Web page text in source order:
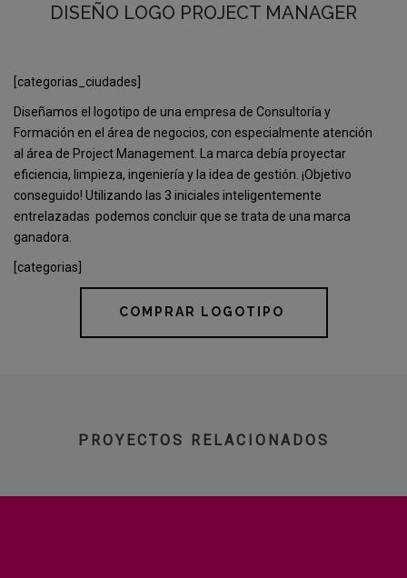
DISEÑO LOGO PROJECT MANAGER
[categorias_ciudades]
Diseñamos el logotipo de una empresa de Consultoría y
Formación en el área de negocios, con especialmente atención
al área de Project Management. La marca debía proyectar
eficiencia, limpieza, ingeniería y la idea de gestión. ¡Objetivo
conseguido! Utilizando las 3 iniciales inteligentemente
entrelazadas podemos concluir que se trata de una marca
ganadora.
[categorias]
COMPRAR LOGOTIPO
PROYECTOS RELACIONADOS